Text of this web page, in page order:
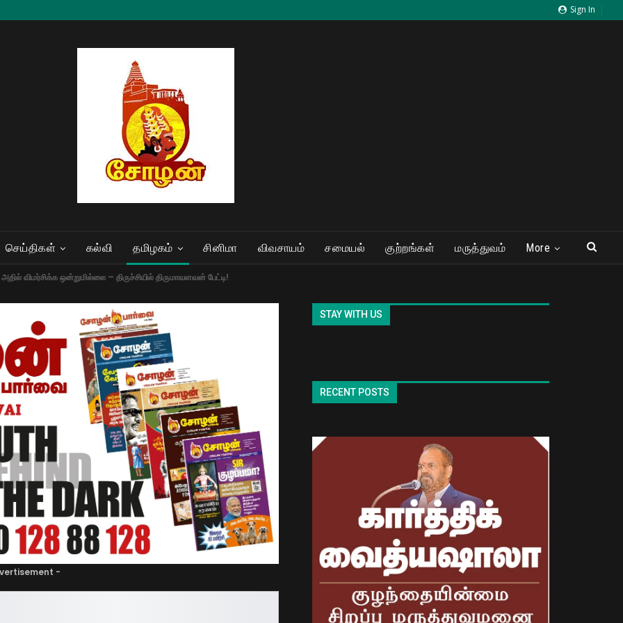
Sign In
செய்திகள் கல்வி தமிழகம் சினிமா விவசாயம் சமையல் குற்றங்கள் மருத்துவம் More
விமர்சிக்க ஒன்றுமில்லை – திருச்சியில் திருமாவளவன் பேட்டி!
-
STAY WITH US
RECENT POSTS